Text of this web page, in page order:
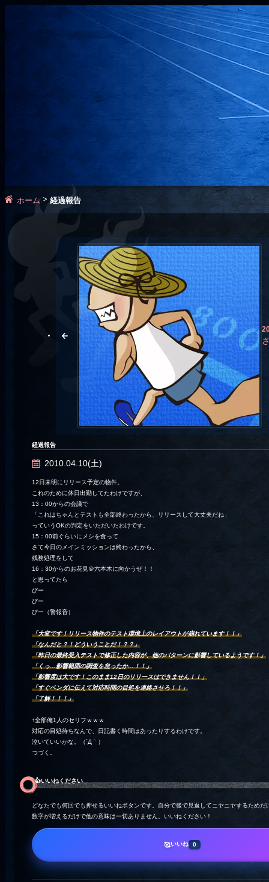
ホーム> 経過報告
経過報告
2010.04.10(土)
12日未明にリリース予定の物件。
これのために休日出勤してたわけですが、
13：00からの会議で
「これはちゃんとテストも全部終わったから、リリースして大丈夫だね」
っていうOKの判定をいただいたわけです。
15：00前ぐらいにメシを食って
さて今日のメインミッションは終わったから、
残務処理をして
16：30からのお花見＠六本木に向かうぜ！！
と思ってたら
びー
びー
びー（警報音）
「大変です！リリース物件のテスト環境上のレイアウトが崩れています！！」
「なんだと？！どういうことだ！？？」
「昨日の最終受入テストで修正した内容が、他のパターンに影響しているようです！」
「くっ…影響範囲の調査を怠ったか…！！」
「影響度は大です！このまま12日のリリースはできません！！」
「すぐベンダに伝えて対応時間の目処を連絡させろ！！」
「了解！！！」
↑全部俺1人のセリフｗｗｗ
対応の目処待ちなんで、日記書く時間はあったりするわけです。
泣いていいかな。（´Д｀）
つづく。
👍️いいねください
どなたでも何回でも押せるいいねボタンです。自分で後で見返してニヤニヤするため
数字が増えるだけで他の意味は一切ありません。いいねください！
🥰いいね 0